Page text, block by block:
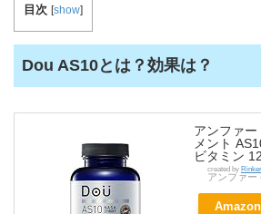
目次 [show]
Dou AS10とは？効果は？
アンファー
メント
ビタミン
created by Rinker
アンファー
Amazon